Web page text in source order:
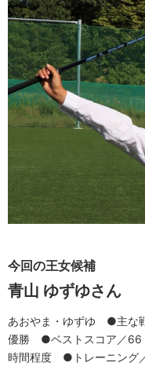
今回の王女候補
青山 ゆずゆさん
あおやま・ゆずゆ ●主な
優勝 ●ベストスコア／66
時間程度 ●トレーニング